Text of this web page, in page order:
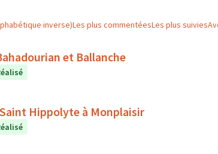
inverse)Les plus commentéesLes plus suivies
et Ballanche
Hippolyte à Monplaisir